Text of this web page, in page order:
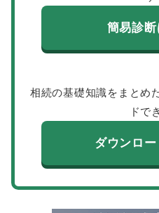
簡易診
相続の基礎知識をまとめ
ドで
ダウンロ